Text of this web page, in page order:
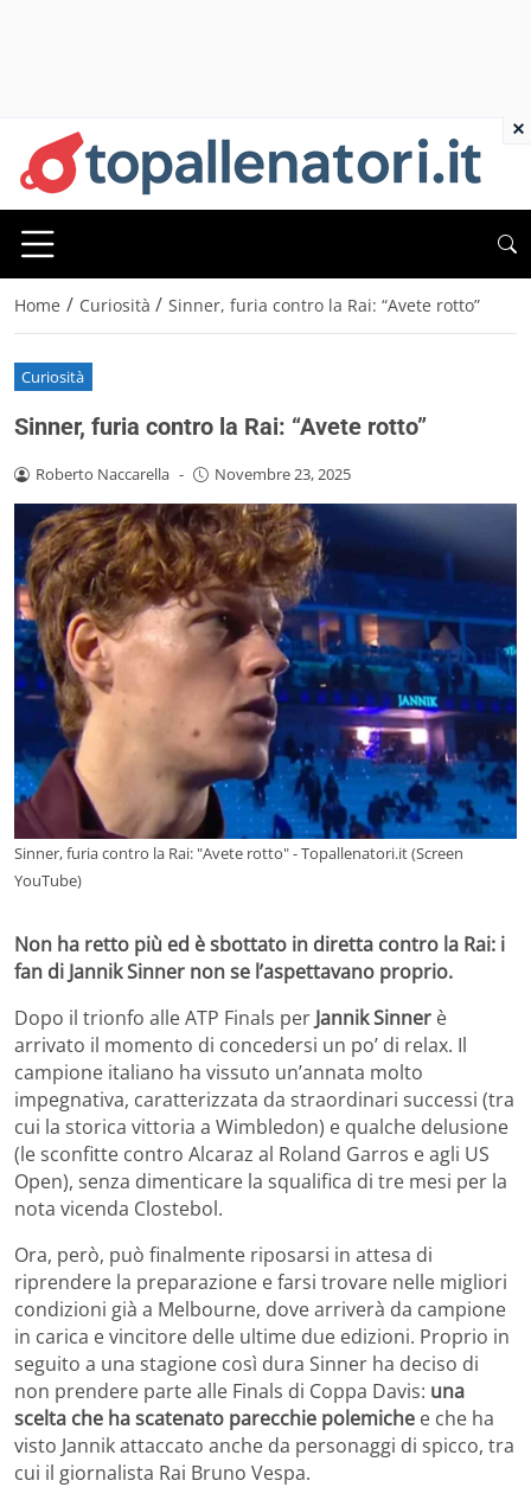
Home / Curiosità / Sinner, furia contro la Rai: “Avete rotto”
Curiosità
Sinner, furia contro la Rai: “Avete rotto”
Roberto Naccarella - Novembre 23, 2025
Sinner, furia contro la Rai: "Avete rotto" - Topallenatori.it (Screen
YouTube)
Non ha retto più ed è sbottato in diretta contro la Rai: i
fan di Jannik Sinner non se l’aspettavano proprio.
Dopo il trionfo alle ATP Finals per Jannik Sinner è
arrivato il momento di concedersi un po’ di relax. Il
campione italiano ha vissuto un’annata molto
impegnativa, caratterizzata da straordinari successi (tra
cui la storica vittoria a Wimbledon) e qualche delusione
(le sconfitte contro Alcaraz al Roland Garros e agli US
Open), senza dimenticare la squalifica di tre mesi per la
nota vicenda Clostebol.
Ora, però, può finalmente riposarsi in attesa di
riprendere la preparazione e farsi trovare nelle migliori
condizioni già a Melbourne, dove arriverà da campione
in carica e vincitore delle ultime due edizioni. Proprio in
seguito a una stagione così dura Sinner ha deciso di
non prendere parte alle Finals di Coppa Davis: una
scelta che ha scatenato parecchie polemiche e che ha
visto Jannik attaccato anche da personaggi di spicco, tra
cui il giornalista Rai Bruno Vespa.
×